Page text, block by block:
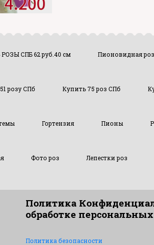
СПБ 62 руб.40 см Пионовидная
розу СПб Купить 75 роз СПб
Гортензия Пионы
Фото роз Лепестки роз
Политика
обработке
Политика безопасности